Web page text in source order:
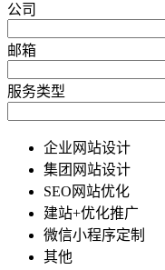
公司
邮箱
服务类型
企业网站设计
集团网站设计
SEO网站优化
建站+优化推广
微信小程序定制
其他